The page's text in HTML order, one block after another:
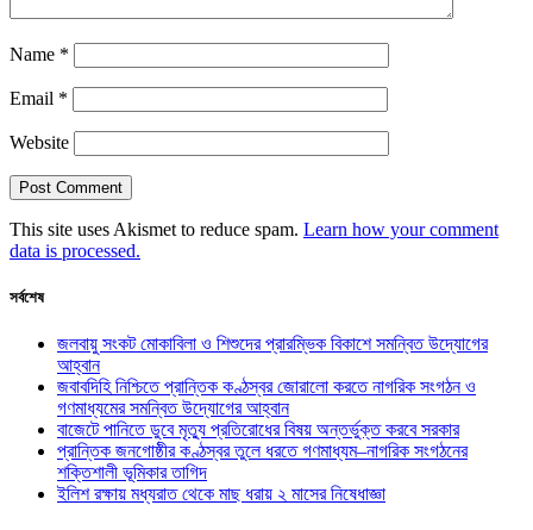
Name *
Email *
Website
This site uses Akismet to reduce spam. Learn how your comment
data is processed.
সর্বশেষ
জলবায়ু সংকট মোকাবিলা ও শিশুদের প্রারম্ভিক বিকাশে সমন্বিত উদ্যোগের
আহ্বান
জবাবদিহি নিশ্চিতে প্রান্তিক কণ্ঠস্বর জোরালো করতে নাগরিক সংগঠন ও
গণমাধ্যমের সমন্বিত উদ্যোগের আহ্বান
বাজেটে পানিতে ডুবে মৃত্যু প্রতিরোধের বিষয় অন্তর্ভুক্ত করবে সরকার
প্রান্তিক জনগোষ্ঠীর কণ্ঠস্বর তুলে ধরতে গণমাধ্যম–নাগরিক সংগঠনের
শক্তিশালী ভূমিকার তাগিদ
ইলিশ রক্ষায় মধ্যরাত থেকে মাছ ধরায় ২ মাসের নিষেধাজ্ঞা